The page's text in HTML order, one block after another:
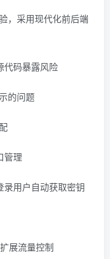
，采用现代化前后端
代码暴露风险
的问题
管理
录用户自动获取密钥
展流量控制